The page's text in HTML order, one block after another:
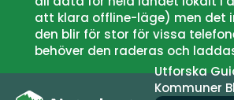
att klara offline-läge) men det
den blir för stor för vissa
behöver den raderas och
Utforska
Kommuner